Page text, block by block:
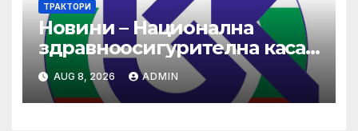
ТРАКТОРИ
Новини – Национална
здравноосигурителна каса
(НЗОК)
AUG 8, 2026 ADMIN